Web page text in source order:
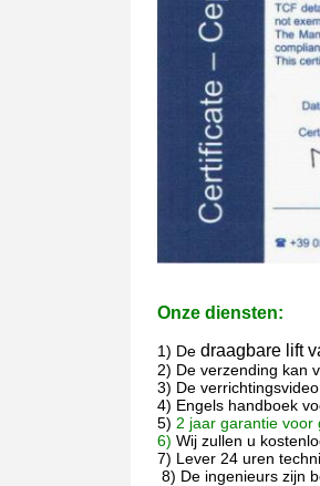
Onze diensten:
1) De draagbare lift
2) De verzending kan
3) De
4) Engels handboek
5) 2 jaar garantie voor
6) Wij zullen u
7) Lever 24 uren
8) De ingenieurs zijn